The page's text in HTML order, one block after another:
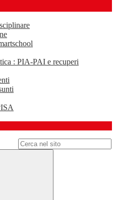
: PIA-PAI e recuperi